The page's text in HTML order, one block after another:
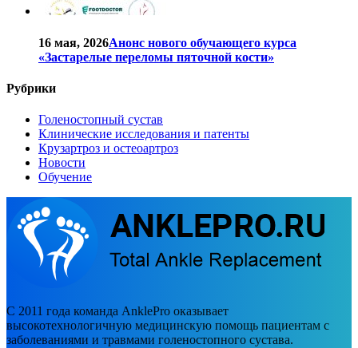
16 мая, 2026Анонс нового обучающего курса
«Застарелые переломы пяточной кости»
Рубрики
Голеностопный сустав
Клинические исследования и патенты
Крузартроз и остеоартроз
Новости
Обучение
С 2011 года команда AnklePro оказывает
высокотехнологичную медицинскую помощь пациентам с
заболеваниями и травмами голеностопного сустава.